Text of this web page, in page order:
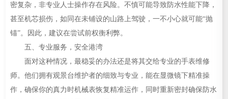
密复杂，非专业人士操作存在风险。不慎可能导致防水性能下降，
甚至机芯损伤，如同在未铺设的山路上驾驶，一不小心就可能“抛
锚”。因此，建议在尝试前权衡利弊。
五、专业服务，安全港湾
面对这种情况，最稳妥的办法还是将其交给专业的手表维修
师。他们拥有观景台维护者的细致与专业，能在显微镜下精准操
作，确保你的真力时机械表恢复精准运作，同时重新密封确保防水